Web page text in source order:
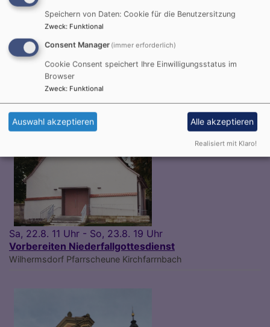
Di, 18.8. 10:30-11:15 Uhr
Senioren-Gottesdienst
Heinz Laumann
Wilhermsdorf Seniorenzentrum Wilhermsdorf
Sa, 22.8. 11 Uhr - So, 23.8. 19 Uhr
Vorbereiten Niederfallgottesdienst
Wilhermsdorf Pfarrscheune Kirchfarrnbach
Speichern von Daten: Cookie für die Benutzersitzung
Zweck: Funktional
Consent Manager (immer erforderlich)
Cookie Consent speichert Ihre Einwilligungsstatus im
Browser
Zweck: Funktional
Auswahl akzeptieren Alle akzeptieren
Realisiert mit Klaro!